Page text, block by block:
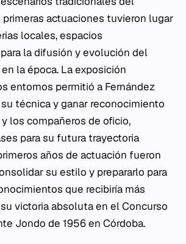
primeras actuaciones tuvieron lugar
locales, espacios
la difusión y evolución del
la época. La exposición
entornos permitió a Fernández
técnica y ganar reconocimiento
los compañeros de oficio,
para su futura trayectoria
años de actuación fueron
su estilo y prepararlo para
que recibiría más
victoria absoluta en el Concurso
Jondo de 1956 en Córdoba.